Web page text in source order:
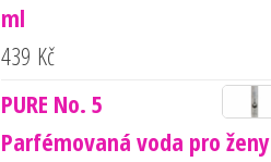
ml
439 Kč
PURE No. 5
Parfémovaná voda pro ženy